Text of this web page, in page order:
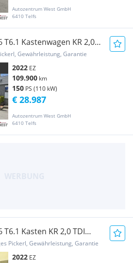
Autozentrum West GmbH
6410 Telfs
Kastenwagen KR 2,0
Transporter /
Gewährleistung, Garantie
2022 EZ
109.900 km
150 PS (110 kW)
Autozentrum West GmbH
6410 Telfs
€ 28.987
Kasten KR 2,0 TDI
K... Transporter /
Pickerl, Gewährleistung, Garantie
2022 EZ